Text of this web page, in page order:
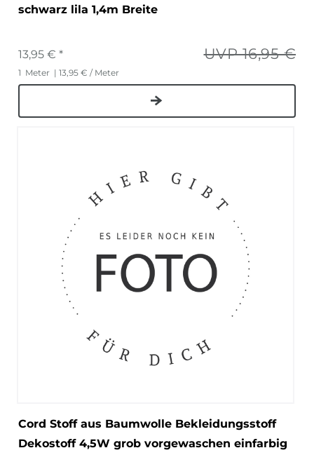
schwarz lila 1,4m Breite
UVP 16,95 €
13,95 € *
1 Meter | 13,95 € / Meter
Cord Stoff aus Baumwolle Bekleidungsstoff
Dekostoff 4,5W grob vorgewaschen einfarbig